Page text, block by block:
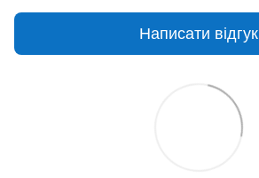
Написати відгук